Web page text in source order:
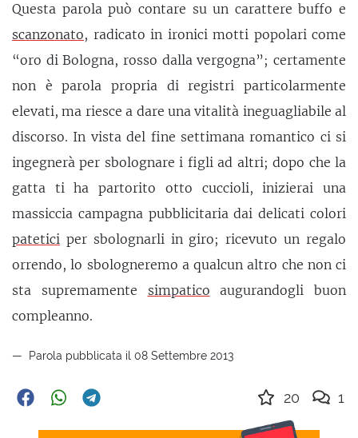
Questa parola può contare su un carattere buffo e
scanzonato, radicato in ironici motti popolari come
“oro di Bologna, rosso dalla vergogna”; certamente
non è parola propria di registri particolarmente
elevati, ma riesce a dare una vitalità ineguagliabile al
discorso. In vista del fine settimana romantico ci si
ingegnerà per sbolognare i figli ad altri; dopo che la
gatta ti ha partorito otto cuccioli, inizierai una
massiccia campagna pubblicitaria dai delicati colori
patetici per sbolognarli in giro; ricevuto un regalo
orrendo, lo sbologneremo a qualcun altro che non ci
sta supremamente simpatico augurandogli buon
compleanno.
Parola pubblicata il 08 Settembre 2013
20 1